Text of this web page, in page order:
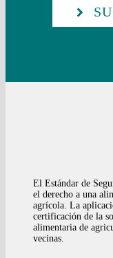
El Estándar de
el derecho a una
agrícola. La
certificación de la
alimentaria de
vecinas.